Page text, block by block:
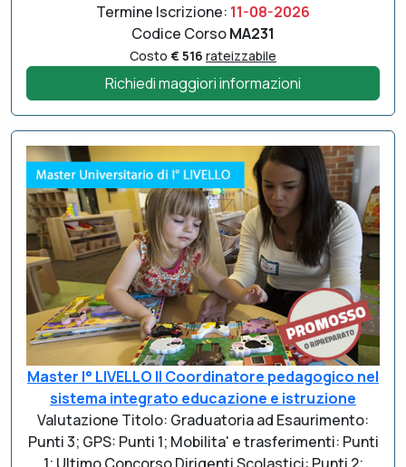
Termine Iscrizione: 11-08-2026
Codice CorsoMA231
Costo € 516 rateizzabile
Richiedi maggiori informazioni
Master I° LIVELLO Il Coordinatore pedagogico nel
sistema integrato educazione e istruzione
Valutazione Titolo: Graduatoria ad Esaurimento:
Punti 3; GPS: Punti 1; Mobilita' e trasferimenti: Punti